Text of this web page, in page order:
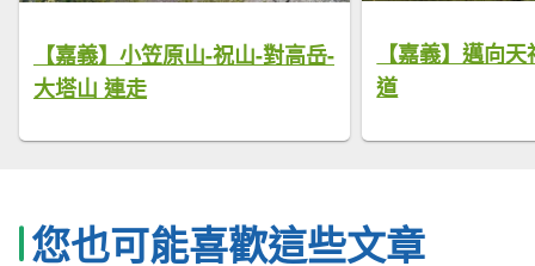
【嘉義】小笠原山-祝山-對高岳-
大塔山 連走
【嘉義】邁向
道
您也可能喜歡這些文章